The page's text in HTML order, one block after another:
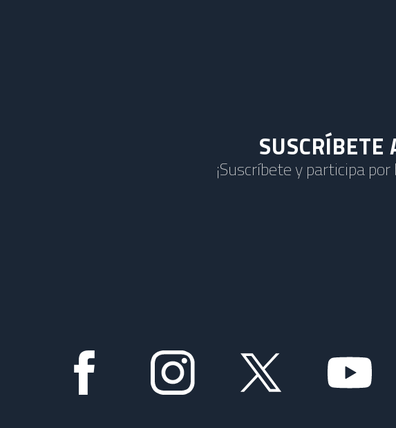
SUSCRÍBETE
¡Suscríbete y participa